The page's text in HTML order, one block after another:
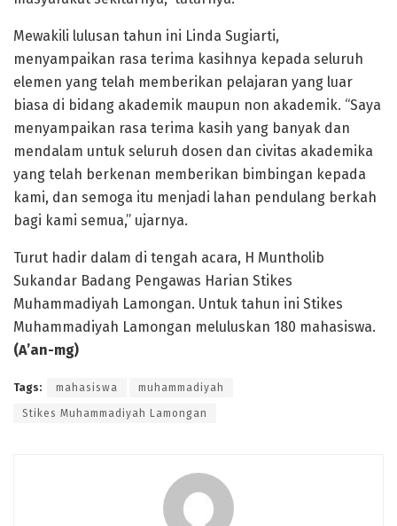
Mewakili lulusan tahun ini Linda Sugiarti,
menyampaikan rasa terima kasihnya kepada seluruh
elemen yang telah memberikan pelajaran yang luar
biasa di bidang akademik maupun non akademik. “Saya
menyampaikan rasa terima kasih yang banyak dan
mendalam untuk seluruh dosen dan civitas akademika
yang telah berkenan memberikan bimbingan kepada
kami, dan semoga itu menjadi lahan pendulang berkah
bagi kami semua,” ujarnya.
Turut hadir dalam di tengah acara, H Muntholib
Sukandar Badang Pengawas Harian Stikes
Muhammadiyah Lamongan. Untuk tahun ini Stikes
Muhammadiyah Lamongan meluluskan 180 mahasiswa.
(A’an-mg)
Tags: mahasiswa muhammadiyah
Stikes Muhammadiyah Lamongan